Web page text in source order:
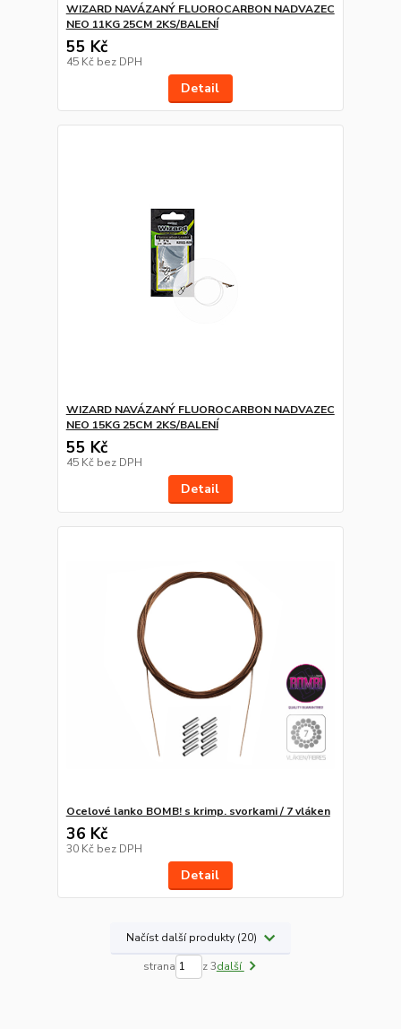
WIZARD NAVÁZANÝ FLUOROCARBON NADVAZEC
NEO 11KG 25CM 2KS/BALENÍ
55 Kč
45 Kč bez DPH
Detail
WIZARD NAVÁZANÝ FLUOROCARBON NADVAZEC
NEO 15KG 25CM 2KS/BALENÍ
55 Kč
45 Kč bez DPH
Detail
Ocelové lanko BOMB! s krimp. svorkami / 7 vláken
36 Kč
30 Kč bez DPH
Detail
Načíst další produkty (20)
strana z 3další